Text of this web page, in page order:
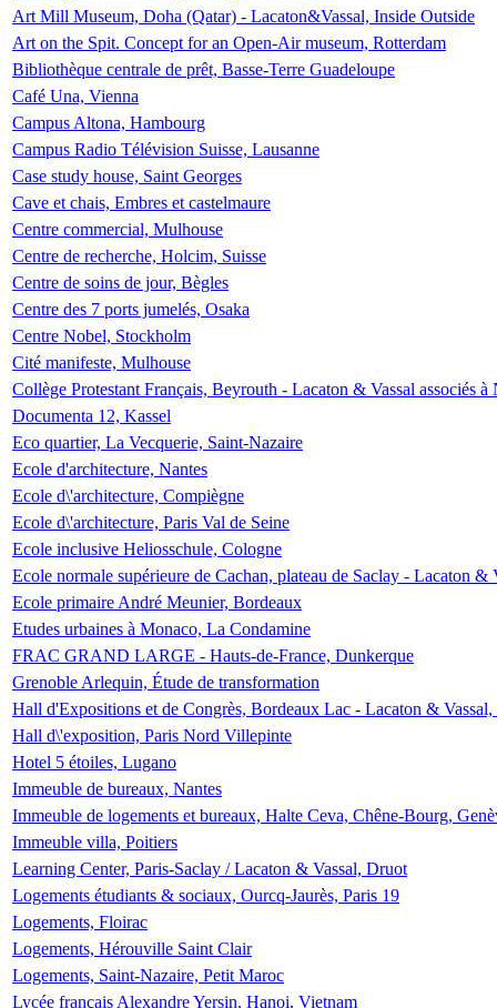
Art Mill Museum, Doha (Qatar) - Lacaton&Vassal, Inside Outside
Art on the Spit. Concept for an Open-Air museum, Rotterdam
Bibliothèque centrale de prêt, Basse-Terre Guadeloupe
Café Una, Vienna
Campus Altona, Hambourg
Campus Radio Télévision Suisse, Lausanne
Case study house, Saint Georges
Cave et chais, Embres et castelmaure
Centre commercial, Mulhouse
Centre de recherche, Holcim, Suisse
Centre de soins de jour, Bègles
Centre des 7 ports jumelés, Osaka
Centre Nobel, Stockholm
Cité manifeste, Mulhouse
Collège Protestant Français, Beyrouth - Lacaton & Vassal associés
Documenta 12, Kassel
Eco quartier, La Vecquerie, Saint-Nazaire
Ecole d'architecture, Nantes
Ecole d\'architecture, Compiègne
Ecole d\'architecture, Paris Val de Seine
Ecole inclusive Heliosschule, Cologne
Ecole normale supérieure de Cachan, plateau de Saclay - Lacaton &
Ecole primaire André Meunier, Bordeaux
Etudes urbaines à Monaco, La Condamine
FRAC GRAND LARGE - Hauts-de-France, Dunkerque
Grenoble Arlequin, Étude de transformation
Hall d'Expositions et de Congrès, Bordeaux Lac - Lacaton &
Hall d\'exposition, Paris Nord Villepinte
Hotel 5 étoiles, Lugano
Immeuble de bureaux, Nantes
Immeuble de logements et bureaux, Halte Ceva, Chêne-Bourg,
Immeuble villa, Poitiers
Learning Center, Paris-Saclay / Lacaton & Vassal, Druot
Logements étudiants & sociaux, Ourcq-Jaurès, Paris 19
Logements, Floirac
Logements, Hérouville Saint Clair
Logements, Saint-Nazaire, Petit Maroc
Lycée français Alexandre Yersin, Hanoi, Vietnam